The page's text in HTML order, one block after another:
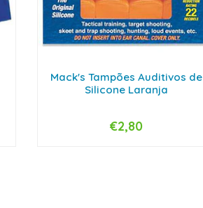
Mack's Tampões Auditivos de
Silicone Laranja
+
€2,80